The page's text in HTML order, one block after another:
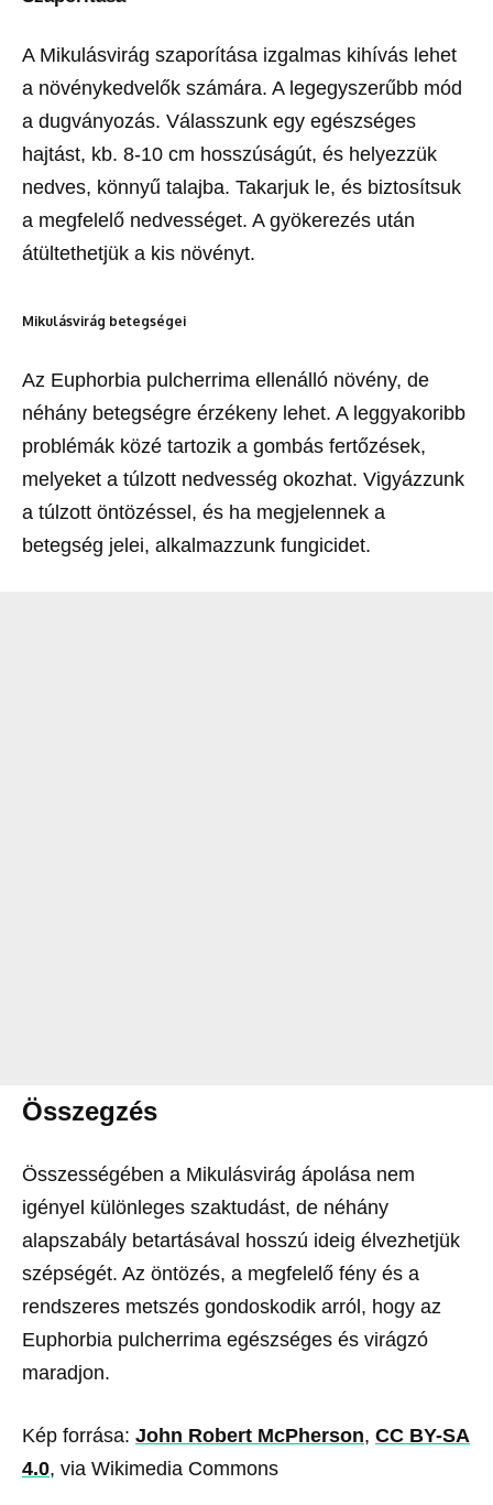
A Mikulásvirág szaporítása izgalmas kihívás lehet
a növénykedvelők számára. A legegyszerűbb mód
a dugványozás. Válasszunk egy egészséges
hajtást, kb. 8-10 cm hosszúságút, és helyezzük
nedves, könnyű talajba. Takarjuk le, és biztosítsuk
a megfelelő nedvességet. A gyökerezés után
átültethetjük a kis növényt.
Mikulásvirág betegségei
Az Euphorbia pulcherrima ellenálló növény, de
néhány betegségre érzékeny lehet. A leggyakoribb
problémák közé tartozik a gombás fertőzések,
melyeket a túlzott nedvesség okozhat. Vigyázzunk
a túlzott öntözéssel, és ha megjelennek a
betegség jelei, alkalmazzunk fungicidet.
Összegzés
Összességében a Mikulásvirág ápolása nem
igényel különleges szaktudást, de néhány
alapszabály betartásával hosszú ideig élvezhetjük
szépségét. Az öntözés, a megfelelő fény és a
rendszeres metszés gondoskodik arról, hogy az
Euphorbia pulcherrima egészséges és virágzó
maradjon.
Kép forrása: John Robert McPherson, CC BY-SA
4.0, via Wikimedia Commons